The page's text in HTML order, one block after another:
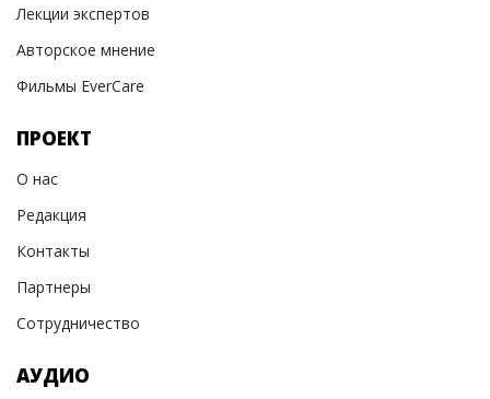
Лекции экспертов
Авторское мнение
Фильмы EverCare
ПРОЕКТ
О нас
Редакция
Контакты
Партнеры
Сотрудничество
АУДИО